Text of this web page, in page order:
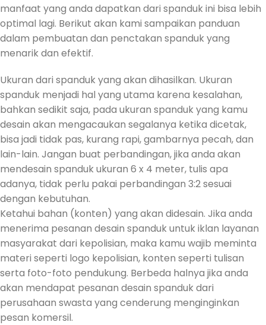
manfaat yang anda dapatkan dari spanduk ini bisa lebih
optimal lagi. Berikut akan kami sampaikan panduan
dalam pembuatan dan penctakan spanduk yang
menarik dan efektif.
Ukuran dari spanduk yang akan dihasilkan. Ukuran
spanduk menjadi hal yang utama karena kesalahan,
bahkan sedikit saja, pada ukuran spanduk yang kamu
desain akan mengacaukan segalanya ketika dicetak,
bisa jadi tidak pas, kurang rapi, gambarnya pecah, dan
lain-lain. Jangan buat perbandingan, jika anda akan
mendesain spanduk ukuran 6 x 4 meter, tulis apa
adanya, tidak perlu pakai perbandingan 3:2 sesuai
dengan kebutuhan.
Ketahui bahan (konten) yang akan didesain. Jika anda
menerima pesanan desain spanduk untuk iklan layanan
masyarakat dari kepolisian, maka kamu wajib meminta
materi seperti logo kepolisian, konten seperti tulisan
serta foto-foto pendukung. Berbeda halnya jika anda
akan mendapat pesanan desain spanduk dari
perusahaan swasta yang cenderung menginginkan
pesan komersil.